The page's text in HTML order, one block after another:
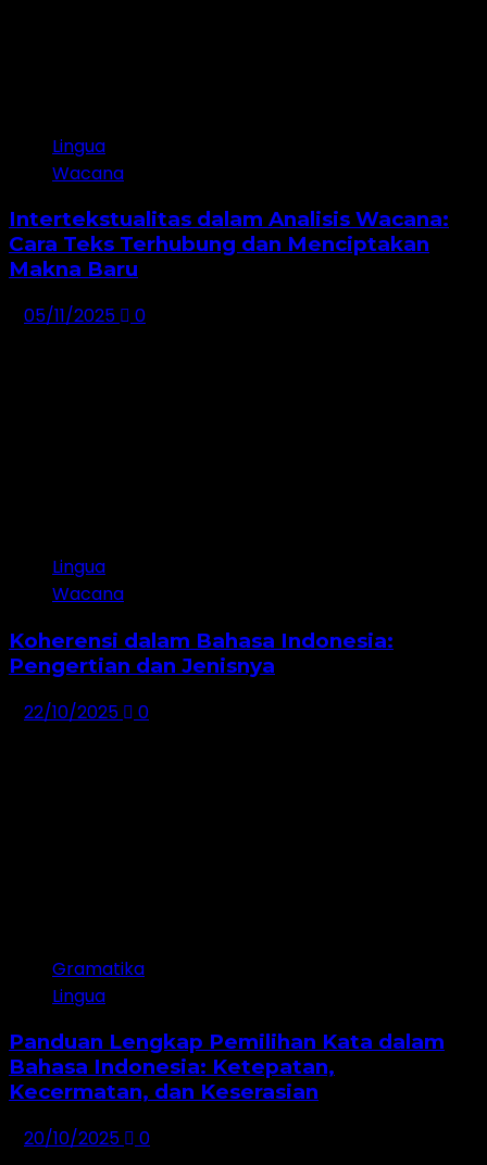
Lingua
Wacana
Intertekstualitas dalam Analisis Wacana:
Cara Teks Terhubung dan Menciptakan
Makna Baru
05/11/2025
0
Lingua
Wacana
Koherensi dalam Bahasa Indonesia:
Pengertian dan Jenisnya
22/10/2025
0
Gramatika
Lingua
Panduan Lengkap Pemilihan Kata dalam
Bahasa Indonesia: Ketepatan,
Kecermatan, dan Keserasian
20/10/2025
0